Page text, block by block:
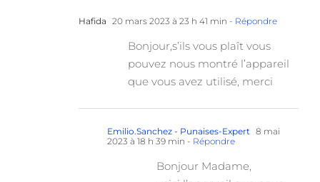
Hafida 20 mars 2023 à 23 h 41 min - Répondre
Bonjour,s’ils vous plaît vous
pouvez nous montré l’appareil
que vous avez utilisé, merci
Emilio.Sanchez - Punaises-Expert 8 mai
2023 à 18 h 39 min - Répondre
Bonjour Madame,